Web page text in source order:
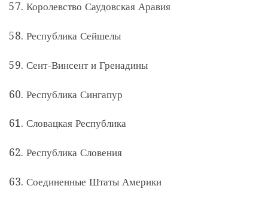
57. Королевство Саудовская Аравия
58. Республика Сейшелы
59. Сент-Винсент и Гренадины
60. Республика Сингапур
61. Словацкая Республика
62. Республика Словения
63. Соединенные Штаты Америки